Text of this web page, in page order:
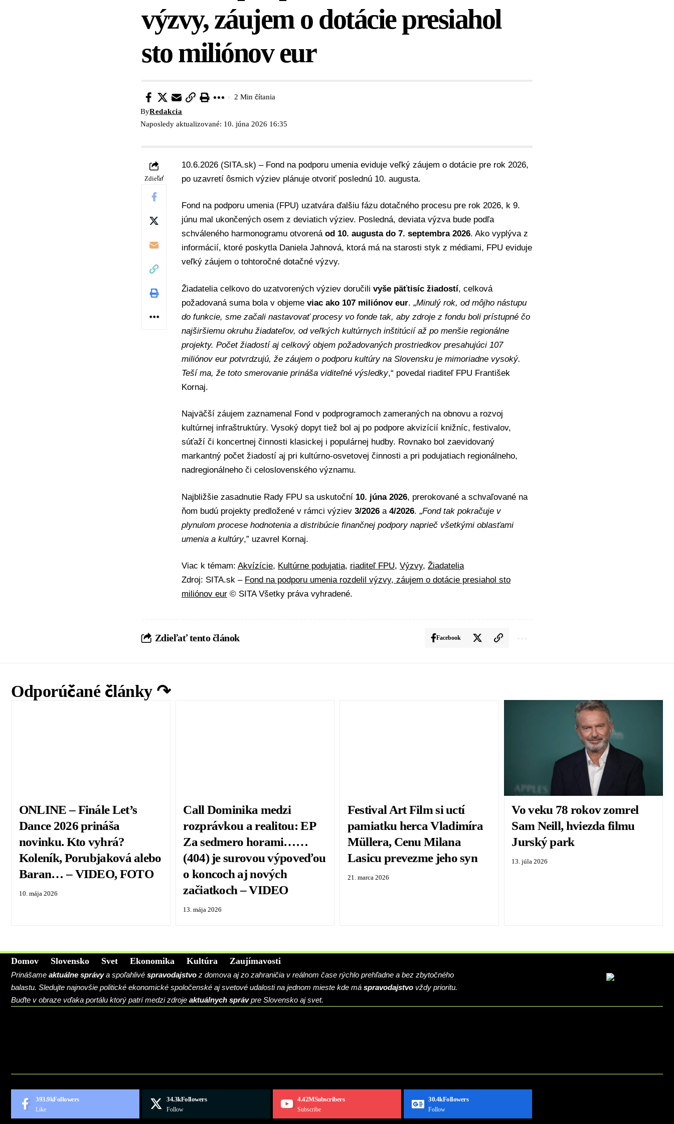
výzvy, záujem o dotácie presiahol
sto miliónov eur
Naposledy aktualizované: 10. júna 2026 16:35
ByRedakcia
2 Min čítania
Zdieľať
10.6.2026 (SITA.sk) – Fond na podporu umenia eviduje veľký záujem o dotácie pre rok 2026,
po uzavretí ôsmich výziev plánuje otvoriť poslednú 10. augusta.
Fond na podporu umenia(FPU) uzatvára ďalšiu fázu dotačného procesu pre rok 2026, k 9.
júnu mal ukončených osem z deviatich výziev. Posledná, deviata výzva bude podľa
schváleného harmonogramu otvorená od 10. augusta do 7. septembra 2026. Ako vyplýva z
informácií, ktoré poskytla Daniela Jahnová, ktorá má na starosti styk z médiami, FPU eviduje
veľký záujem o tohtoročné dotačné výzvy.
Žiadatelia celkovo do uzatvorených výziev doručili vyše päťtisíc žiadostí, celková
požadovaná suma bola v objeme viac ako 107 miliónov eur. „Minulý rok, od môjho nástupu
do funkcie, sme začali nastavovať procesy vo fonde tak, aby zdroje z fondu boli prístupné čo
najširšiemu okruhu žiadateľov, od veľkých kultúrnych inštitúcií až po menšie regionálne
projekty. Počet žiadostí aj celkový objem požadovaných prostriedkov presahujúci 107
miliónov eur potvrdzujú, že záujem o podporu kultúry na Slovensku je mimoriadne vysoký.
Teší ma, že toto smerovanie prináša viditeľné výsledky,“ povedal riaditeľ FPU František
Kornaj.
Najväčší záujem zaznamenal Fond v podprogramoch zameraných na obnovu a rozvoj
kultúrnej infraštruktúry. Vysoký dopyt tiež bol aj po podpore akvizícií knižníc, festivalov,
súťaží či koncertnej činnosti klasickej i populárnej hudby. Rovnako bol zaevidovaný
markantný počet žiadostí aj pri kultúrno-osvetovej činnosti a pri podujatiach regionálneho,
nadregionálneho či celoslovenského významu.
Najbližšie zasadnutie Rady FPU sa uskutoční 10. júna 2026, prerokované a schvaľované na
ňom budú projekty predložené v rámci výziev 3/2026 a 4/2026. „Fond tak pokračuje v
plynulom procese hodnotenia a distribúcie finančnej podpory naprieč všetkými oblasťami
umenia a kultúry,” uzavrel Kornaj.
Viac k témam: Akvízície, Kultúrne podujatia, riaditeľ FPU, Výzvy, Žiadatelia
Zdroj: SITA.sk – Fond na podporu umenia rozdelil výzvy, záujem o dotácie presiahol sto
miliónov eur © SITA Všetky práva vyhradené.
Zdieľať tento článok Facebook
Odporúčané články ↷
ONLINE – Finále Let’s
Dance 2026 prináša
novinku. Kto vyhrá?
Koleník, Porubjaková alebo
Baran… – VIDEO, FOTO
10. mája 2026
Call Dominika medzi
rozprávkou a realitou: EP
Za sedmero horami……
(404) je surovou výpoveďou
o koncoch aj nových
začiatkoch – VIDEO
13. mája 2026
Festival Art Film si uctí
pamiatku herca Vladimíra
Müllera, Cenu Milana
Lasicu prevezme jeho syn
21. marca 2026
Vo veku 78 rokov zomrel
Sam Neill, hviezda filmu
Jurský park
13. júla 2026
Domov Slovensko Svet Ekonomika Kultúra Zaujímavosti
Prinášame aktuálne správya spoľahlivé spravodajstvo z domova aj zo zahraničia v reálnom čase rýchlo prehľadne a bez zbytočného
balastu. Sledujte najnovšie politické ekonomické spoločenské aj svetové udalosti na jednom mieste kde má spravodajstvo vždy prioritu.
Buďte v obraze vďaka portálu ktorý patrí medzi zdroje aktuálnych správpre Slovensko aj svet.
393.9kFollowers
Like
34.3kFollowers
Follow
4.42MSubscribers
Subscribe
30.4kFollowers
Follow